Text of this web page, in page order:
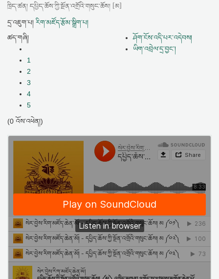
ཁྲིད་ཚན། དཔྱིད་ཆོས་ཀྱི་སྔོན་འགྲོའི་གསུང་ཆོས། [མ]
དྲ་འཇུག་པ། རིག་མཛོད་རྩོམ་སྒྲིག་པ།
ཤོག་ངོས་འདི་པར་འདེབས།
ཡིག་འབྲེལ་དྲ་བྱང་།
ཚད་གཞི།
1
2
3
4
5
(0 འོས་འཕེན།)